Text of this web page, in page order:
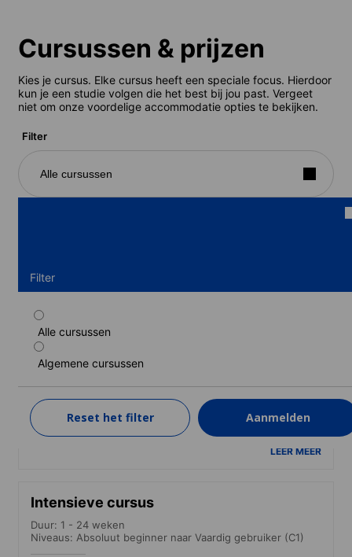
Cursussen & prijzen
Kies je cursus. Elke cursus heeft een speciale focus. Hierdoor
kun je een studie volgen die het best bij jou past. Vergeet
niet om onze voordelige accommodatie opties te bekijken.
Filter
Alle cursussen
Filter
Alle cursussen
Algemene cursussen
Reset het filter Aanmelden
Standaard cursus absoluut beginner
Duur: 2 weken
2 weken
138 EUR
LEER MEER
Intensieve cursus
Duur: 1 - 24 weken
Niveaus: Absoluut beginner naar Vaardig gebruiker (C1)